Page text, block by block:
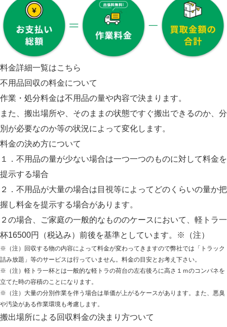
料金詳細一覧はこちら
不用品回収の料金について
作業・処分料金は不用品の量や内容で決まります。
また、搬出場所や、そのままの状態ですぐ搬出できるのか、分
別が必要なのか等の状況によって変化します。
料金の決め方について
１．不用品の量が少ない場合は一つ一つのものに対して料金を
提示する場合
２．不用品が大量の場合は目視等によってどのくらいの量か把
握し料金を提示する場合があります。
２の場合、ご家庭の一般的なもののケースにおいて、 軽トラ一
杯16500円（税込み） 前後を基準としています。※（注）
※（注）回収する物の内容によって料金が変わってきますので弊社では「トラック
詰み放題」等のサービスは行っていません。料金の目安とお考え下さい。
※（注）軽トラ一杯とは一般的な軽トラの荷台の左右後ろに高さ１ｍのコンパネを
立てた時の容積のことになります。
※（注）大量の分別作業を伴う場合は単価が上がるケースがあります。また、悪臭
や汚染がある作業環境も考慮します。
搬出場所による回収料金の決まり方ついて